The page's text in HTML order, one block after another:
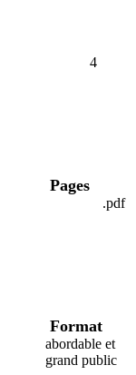
Pages
4
Format
.pdf
abordable et
grand public